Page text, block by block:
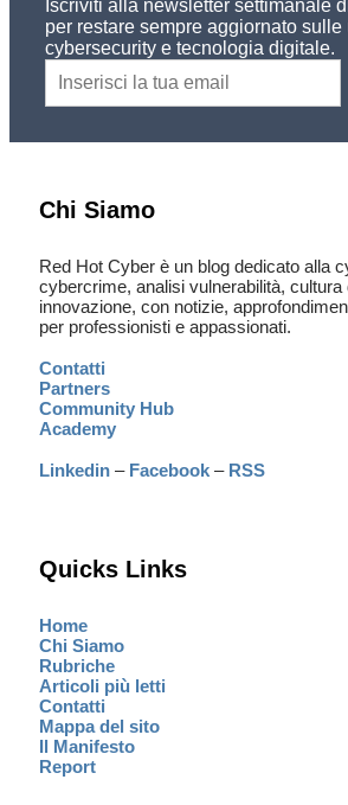
Iscriviti alla newsletter settimanale
per restare sempre aggiornato
cybersecurity e tecnologia digitale.
Chi Siamo
Red Hot Cyber è un blog dedicato alla
cybercrime, analisi vulnerabilità, cultura
innovazione, con notizie,
per professionisti e appassionati.
Contatti
Partners
Community Hub
Academy
Linkedin – Facebook – RSS
Quicks Links
Home
Chi Siamo
Rubriche
Articoli più letti
Contatti
Mappa del sito
Il Manifesto
Report